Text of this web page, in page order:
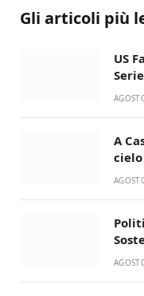
Gli articoli più
US
A
cielo